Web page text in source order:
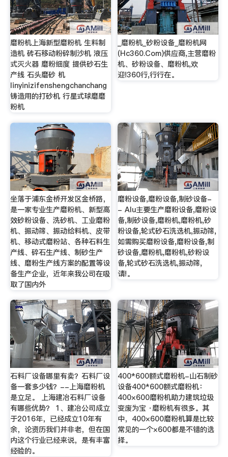
磨粉机上海新型磨粉机 生料制
造机 砖石移动粉碎制沙机 液压
式灭火器 磨粉细度 提供砂石生
产线 石头磨砂 机
linyinizifenshengchanchang
铸造用的打砂机 行星式球磨磨
粉机
_磨粉机_砂粉设备_磨粉机网
(Hc360.Com)供应商,主营磨粉
机、砂粉设备、磨粉机,欢
迎!360行,行行在。
坐落于浦东金桥开发区金桥路，
是一家专业生产磨粉机、新型高
效砂粉设备、洗砂机、工业磨粉
机、振动筛、振动给料机、皮带
机、移动式磨粉站、各种石料生
产线、碎石生产线、制砂生产
线、磨粉生产线方案的配置等设
备生产企业，近年来我公司在吸
取了国内外
磨粉设备,磨粉设备,制砂设备-
- Alu主要生产磨粉设备,磨粉设
备,制砂设备,磨粉机,磨粉机,砂
粉设备,轮式砂石洗选机,振动筛,
如需购买磨粉设备,磨粉设备,制
砂设备,磨粉机,磨粉机,砂粉设
备,轮式砂石洗选机,振动筛,
请!。
石料厂设备哪里有卖？石料厂设
备一套多少钱？--上海磨粉机
是立足。 上海建冶石料厂设备
有哪些优势？ 1、建冶公司成立
于2016年，已经成立10年有
余，论资历我们并非老，但在国
内这个行业已经来说，是有丰富
经验的。
400*600额式磨粉机-山石制砂
设备400*600额式磨粉机：
400×600磨粉机助力建筑垃圾
变废为宝 ·磨粉机有很多。其
中，400×600磨粉机算是比较
常见的一个×600都是不错的选
择。